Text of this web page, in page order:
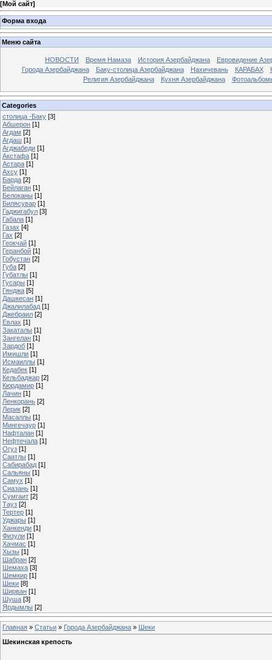
[Мой сайт]
Форма входа
Меню сайта
НОВОСТИ Время Намаза История Азербайджана
Евровидение
Города Азербайджана
Баку-столица Азербайджана Нахичевань КАРАБАХ
Религия Азербайджана
Кухня Азербайджана
Categories
столица -Баку [3]
Абшерон [1]
Агдам [2]
Агдаш [1]
Агджабеди [1]
Акстафа [1]
Астара [1]
Ахсу [1]
Барда [2]
Бейлаган [1]
Белоканы [1]
Билясувар [1]
Гаджигабул [3]
Габала [1]
Газах [4]
Гах [2]
Геокчай [1]
Геранбой [1]
Гобустан [2]
Губа [2]
Губатлы [1]
Гусары [1]
Гянджа [5]
Дашкесан [1]
Джалилабад [1]
Джебраил [2]
Евлах [1]
Закаталы [1]
Зангелан [1]
Зардоб [1]
Имишли [1]
Исмаиллы [1]
Кедабек [1]
Кельбаджар [2]
Кюрдамир [1]
Лачин [1]
Ленкорань [2]
Лерик [2]
Масаллы [1]
Мингечаур [1]
Нафталан [1]
Нефтечала [1]
Огуз [1]
Саатлы [1]
Сабирабад [1]
Сальяны [1]
Самух [1]
Сиазань [1]
Сумгаит [2]
Тауз [2]
Тертер [1]
Уджары [1]
Ханкенди [1]
Физули [1]
Хачмас [1]
Хызы [1]
Шабран [2]
Шемаха [3]
Шeмкир [1]
Шеки [8]
Ширван [1]
Шуша [3]
Ярдымлы [2]
Главная » Статьи » Города Азербайджана » Шеки
Шекинская крепость